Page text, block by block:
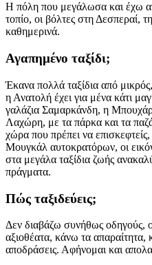
Η πόλη που μεγάλωσα και έχω
τοπίο, οι βόλτες στη Δεσπεραί,
καθημερινά.
Αγαπημένο ταξίδι;
Έκανα πολλά ταξίδια από
η Ανατολή έχει για μένα κάτι
γαλάζια Σαμαρκάνδη, η
Λαχώρη, με τα πάρκα και τα
χώρα που πρέπει να
Μουγκάλ αυτοκρατόρων, οι
στα μεγάλα ταξίδια ζωής
πράγματα.
Πώς ταξιδεύεις;
Δεν διαβάζω συνήθως οδηγούς,
αξιοθέατα, κάνω τα
αποδράσεις. Αφήνομαι και